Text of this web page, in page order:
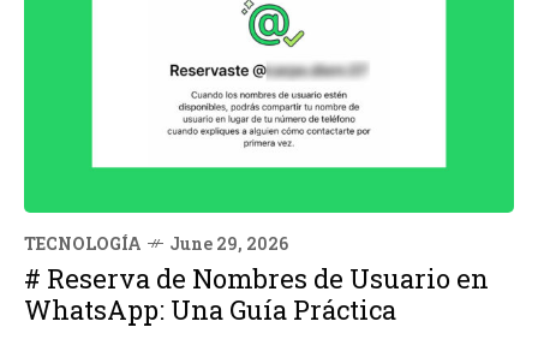
TECNOLOGÍA June 29, 2026
# Reserva de Nombres de Usuario en
WhatsApp: Una Guía Práctica